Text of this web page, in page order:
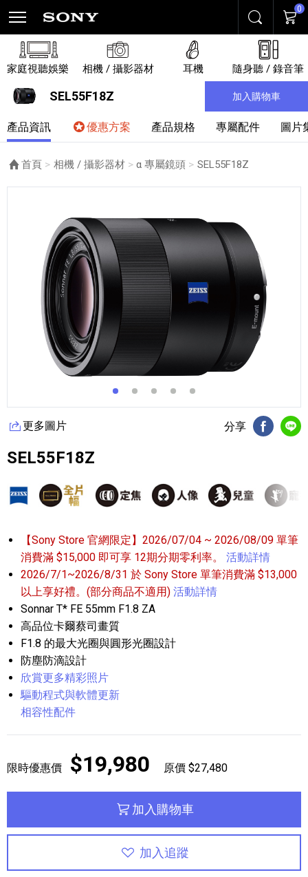
搜尋 購物
0
家庭視聽娛樂 相機 / 攝影器材 耳機 隨身聽 / 錄音筆
SEL55F18Z 加入購物車
產品資訊 優惠方案 產品規格 專屬配件 圖片
首頁 相機 / 攝影器材 α 專屬鏡頭 目前頁面：
SEL55F18Z
更多圖片 分享
FB分享
SEL55F18Z
【Sony Store 官網限定】2026/07/04 ~ 2026/08/09 單筆
消費滿 $15,000 即可享 12期分期零利率。
活動詳情
2026/7/1~2026/8/31 於 Sony Store 單筆消費滿 $13,000
以上享好禮。(部分商品不適用) 活動詳情
Sonnar T* FE 55mm F1.8 ZA
高品位卡爾蔡司畫質
F1.8 的最大光圈與圓形光圈設計
防塵防滴設計
欣賞更多精彩照片
驅動程式與軟體更新
相容性配件
限時優惠價 $19,980 原價 $27,480
加入購物車
加入追蹤